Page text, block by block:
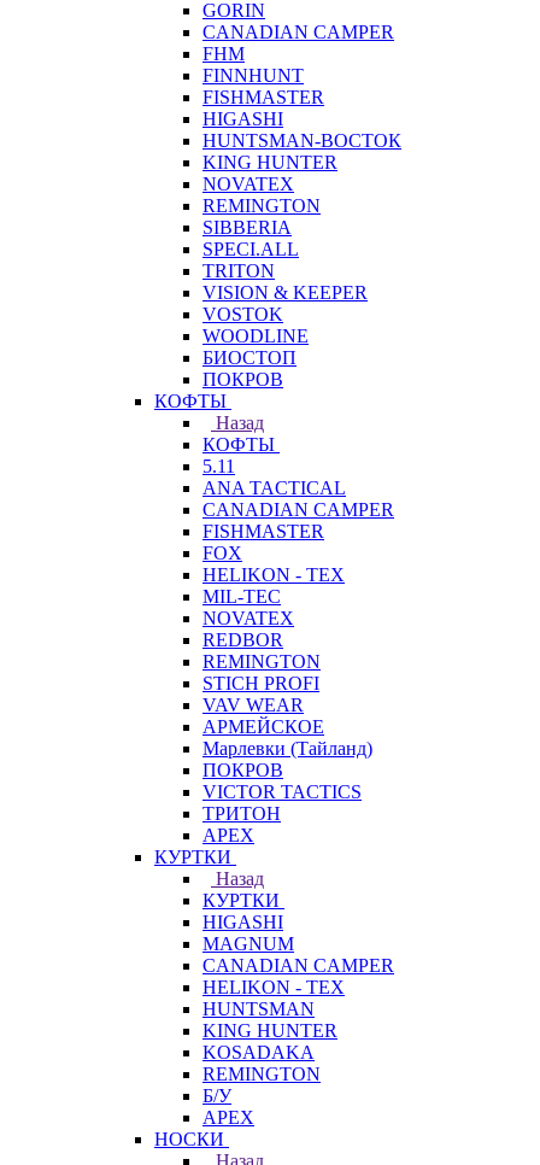
GORIN
CANADIAN CAMPER
FHM
FINNHUNT
FISHMASTER
HIGASHI
HUNTSMAN-ВОСТОК
KING HUNTER
NOVATEX
REMINGTON
SIBBERIA
SPECI.ALL
TRITON
VISION & KEEPER
VOSTOK
WOODLINE
БИОСТОП
ПОКРОВ
КОФТЫ
Назад
КОФТЫ
5.11
ANA TACTICAL
CANADIAN CAMPER
FISHMASTER
FOX
HELIKON - TEX
MIL-TEC
NOVATEX
REDBOR
REMINGTON
STICH PROFI
VAV WEAR
АРМЕЙСКОЕ
Марлевки (Тайланд)
ПОКРОВ
VICTOR TACTICS
ТРИТОН
APEX
КУРТКИ
Назад
КУРТКИ
HIGASHI
MAGNUM
CANADIAN CAMPER
HELIKON - TEX
HUNTSMAN
KING HUNTER
KOSADAKA
REMINGTON
Б/У
APEX
НОСКИ
Назад